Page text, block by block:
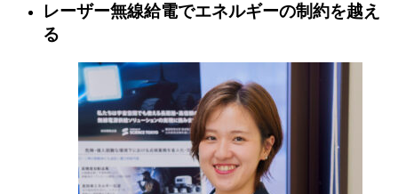
レーザー無線給電でエネルギーの制約を越え
る